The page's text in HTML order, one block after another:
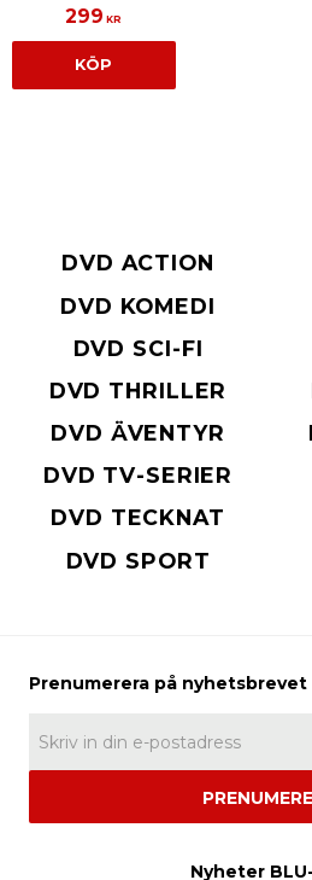
299 KR
KÖP
DVD ACTION
DVD KOMEDI
DVD SCI-FI
DVD THRILLER
DVD ÄVENTYR
DVD TV-SERIER
DVD TECKNAT
DVD SPORT
Nyheter